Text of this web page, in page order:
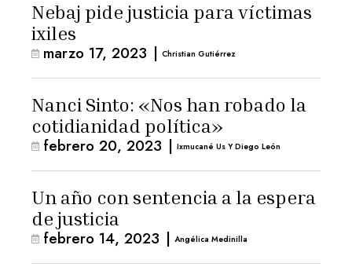
Nebaj pide justicia para víctimas
ixiles
marzo 17, 2023 | Christian Gutiérrez
Nanci Sinto: «Nos han robado la
cotidianidad política»
febrero 20, 2023 | Ixmucané Us Y Diego León
Un año con sentencia a la espera
de justicia
febrero 14, 2023 | Angélica Medinilla